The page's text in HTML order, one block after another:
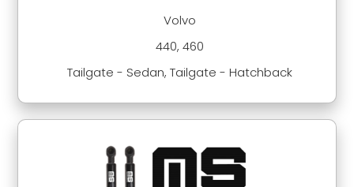
Volvo
440, 460
Tailgate - Sedan, Tailgate - Hatchback